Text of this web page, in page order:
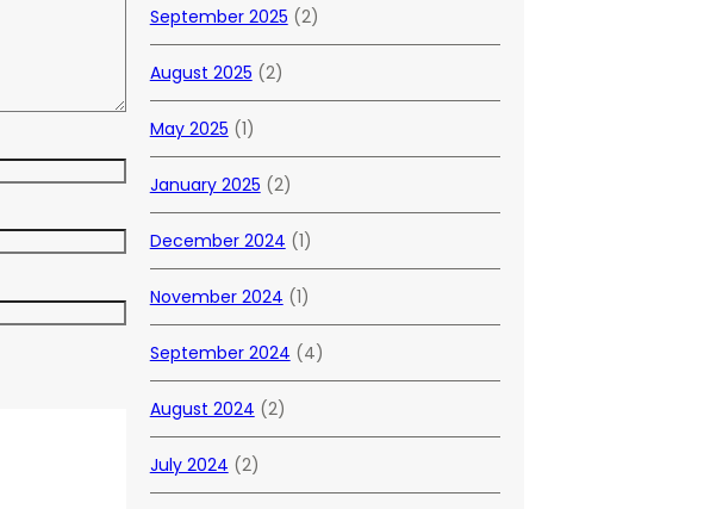
September 2025 (2)
August 2025 (2)
May 2025 (1)
January 2025 (2)
December 2024 (1)
November 2024 (1)
September 2024 (4)
August 2024 (2)
July 2024 (2)